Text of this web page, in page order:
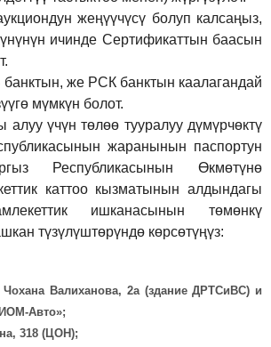
жеңүүчүсү болуп калсаңыз,
ичинде Сертификаттын баасын
же РСК банктын каалагандай
мүмкүн болот.
алуу үчүн төлөө тууралуу дүмүрчөктү
жаранынын паспортун
Республикасынын Өкмөтүнө
каттоо кызматынын алдындагы
ишканасынын төмөнкү
түзүлүштөрүндө көрсөтүңүз:
Валиханова, 2а (здание ДРТСиВС) и
Авто»;
318 (ЦОН);